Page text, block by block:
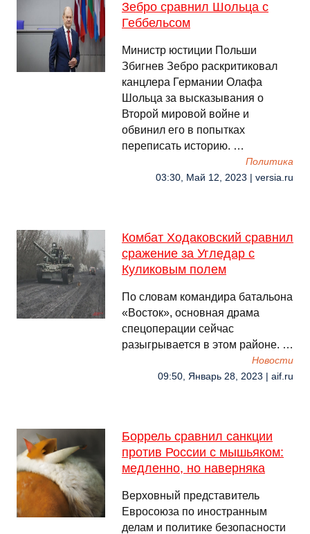
Зебро сравнил Шольца с
Геббельсом
Министр юстиции Польши
Збигнев Зебро раскритиковал
канцлера Германии Олафа
Шольца за высказывания о
Второй мировой войне и
обвинил его в попытках
переписать историю. …
Политика
03:30, Май 12, 2023 | versia.ru
Комбат Ходаковский сравнил
сражение за Угледар с
Куликовым полем
По словам командира батальона
«Восток», основная драма
спецоперации сейчас
разыгрывается в этом районе. …
Новости
09:50, Январь 28, 2023 | aif.ru
Боррель сравнил санкции
против России с мышьяком:
медленно, но наверняка
Верховный представитель
Евросоюза по иностранным
делам и политике безопасности